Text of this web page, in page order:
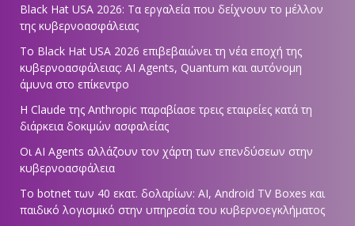
Black Hat USA 2026: Τα εργαλεία που δείχνουν το μέλλον
της κυβερνοασφάλειας
Το Black Hat USA 2026 επιβεβαιώνει τη νέα εποχή της
κυβερνοασφάλειας: AI Agents, Quantum και αυτόνομη
άμυνα στο επίκεντρο
Η Claude της Anthropic παραβίασε τρεις εταιρείες κατά τη
διάρκεια δοκιμών ασφαλείας
Οι AI Agents αλλάζουν τον χάρτη των επενδύσεων στην
κυβερνοασφάλεια
Το botnet των 40 εκατ. δολαρίων: AI, Android TV Boxes και
παιδικό λογισμικό στην υπηρεσία του κυβερνοεγκλήματος